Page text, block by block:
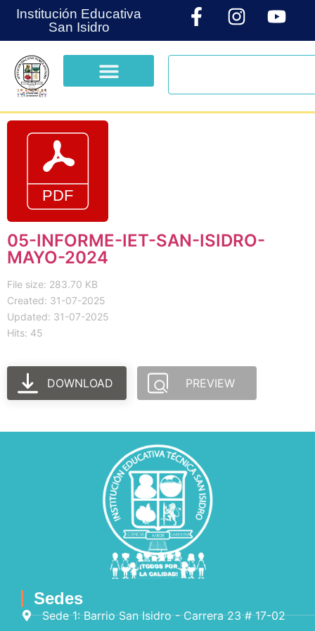
Institución Educativa
San Isidro
05-INFORME-IET-SAN-ISIDRO-
MAYO-2024
File size: 283.70 KB
Created: 31-07-2025
Updated: 31-07-2025
Hits: 45
DOWNLOAD PREVIEW
Sedes
Sede 1: Barrio San Isidro - Carrera 23 # 17-02